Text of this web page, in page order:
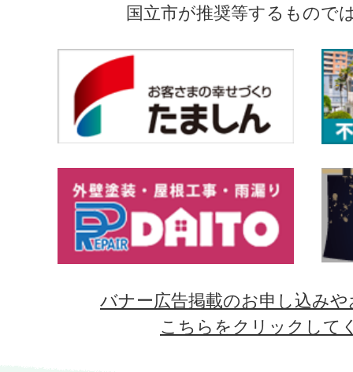
国立市が推奨等するもので
バナー広告掲載のお申し込み
こちらをクリックして